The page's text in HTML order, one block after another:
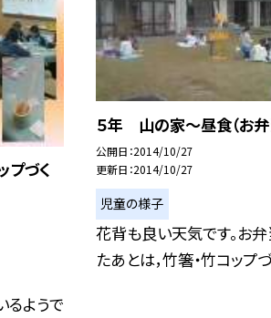
プづく
るようで
５年 山の家〜昼食（お弁
公開日 2014/10/27
更新日 2014/10/27
児童の様子
花背も良い天気です。お
たあとは，竹箸・竹コップづ